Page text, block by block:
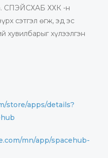
СПЭЙСХАБ ХХК -н
сэтгэл өгж, эд эс
хувилбарыг хүлээлгэн
store/apps/details?
mn/app/spacehub-